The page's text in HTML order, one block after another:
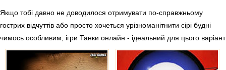
Якщо тобі давно не доводилося отримувати по-справжньому
гострих відчуттів або просто хочеться урізноманітнити сірі будні
чимось особливим, ігри Танки онлайн - ідеальний для цього варіант